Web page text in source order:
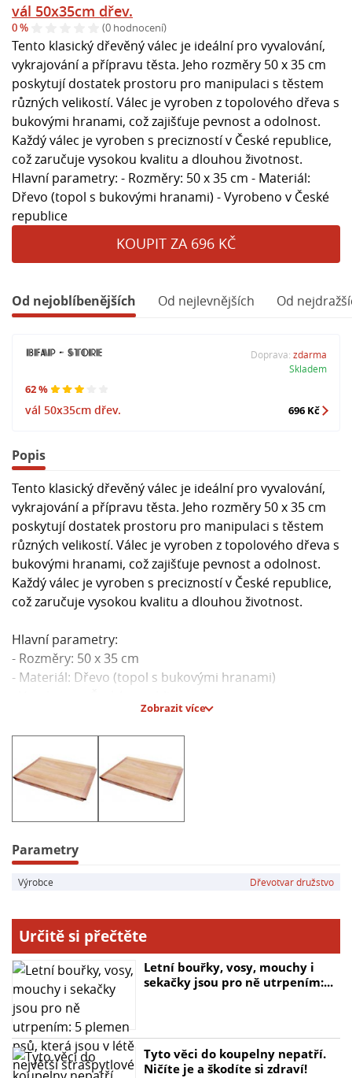
vál 50x35cm dřev.
0 % (0 hodnocení)
Tento klasický dřevěný válec je ideální pro vyvalování,
vykrajování a přípravu těsta. Jeho rozměry 50 x 35 cm
poskytují dostatek prostoru pro manipulaci s těstem
různých velikostí. Válec je vyroben z topolového dřeva s
bukovými hranami, což zajišťuje pevnost a odolnost.
Každý válec je vyroben s precizností v České republice,
což zaručuje vysokou kvalitu a dlouhou životnost.
Hlavní parametry: - Rozměry: 50 x 35 cm - Materiál:
Dřevo (topol s bukovými hranami) - Vyrobeno v České
republice
KOUPIT ZA 696 KČ
Od nejoblíbenějších Od nejlevnějších Od
62 %
vál 50x35cm dřev.
Doprava: zdarma
Skladem
696 Kč
Popis
Tento klasický dřevěný válec je ideální pro vyvalování,
vykrajování a přípravu těsta. Jeho rozměry 50 x 35 cm
poskytují dostatek prostoru pro manipulaci s těstem
různých velikostí. Válec je vyroben z topolového dřeva s
bukovými hranami, což zajišťuje pevnost a odolnost.
Každý válec je vyroben s precizností v České republice,
což zaručuje vysokou kvalitu a dlouhou životnost.
Hlavní parametry:
- Rozměry: 50 x 35 cm
- Materiál: Dřevo (topol s bukovými hranami)
Zobrazit více
Parametry
Výrobce Dřevotvar družstvo
Určitě si přečtěte
Letní bouřky, vosy, mouchy i
sekačky jsou pro ně utrpením:...
Tyto věci do koupelny nepatří.
Ničíte je a škodíte si zdraví!